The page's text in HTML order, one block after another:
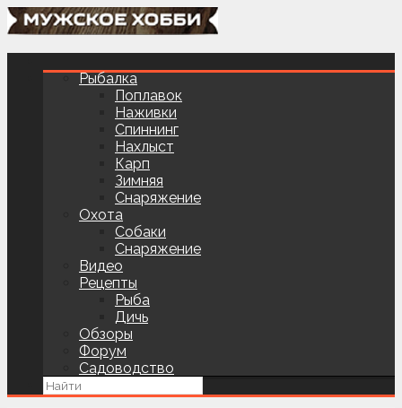
Рыбалка
Поплавок
Наживки
Спиннинг
Нахлыст
Карп
Зимняя
Снаряжение
Охота
Собаки
Снаряжение
Видео
Рецепты
Рыба
Дичь
Обзоры
Форум
Садоводство